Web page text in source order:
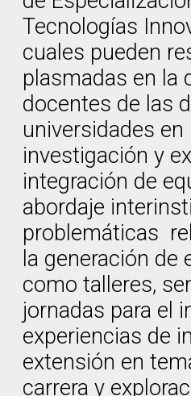
Tecnologías
cuales pueden
plasmadas en la
docentes de las
universidades
investigación y
integración de
abordaje
problemáticas
la generación de
como talleres,
jornadas para el
experiencias de
extensión en
carrera y